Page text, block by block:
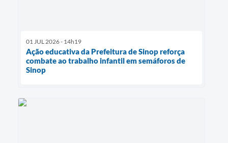
01 JUL 2026 - 14h19
Ação educativa da Prefeitura de Sinop reforça
combate ao trabalho infantil em semáforos de
Sinop